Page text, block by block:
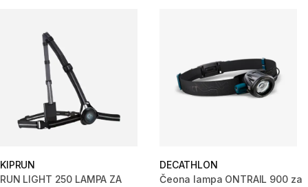
KIPRUN
RUN LIGHT 250 LAMPA ZA
DECATHLON
Čeona lampa ONTRAIL 900 za